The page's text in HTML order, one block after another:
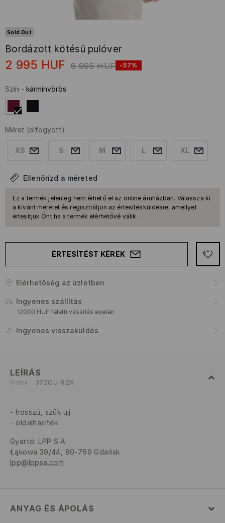
Sold Out
Bordázott kötésű pulóver
2 995 HUF 6 995 HUF -57%
Szín - kárminvörös
Méret (elfogyott)
XS S M L XL
Ellenőrízd a méreted
Ez a termék jelenleg nem érhető el az online áruházban. Válassza ki
a kívánt méretet és regisztráljon az értesítésküldésre, amellyel
értesítjük Önt ha a termék elérhetővé válik.
ÉRTESÍTÉST KÉREK
Elérhetőség az üzletben
Ingyenes szállítás
12000 HUF feletti vásárlás esetén
Ingyenes visszaküldés
LEÍRÁS
Index 372CU-92X
hosszú, szűk ujj
oldalhasíték
Gyártó: LPP S.A.
Łąkowa 39/44, 80-769 Gdańsk
lpp@lppsa.com
ANYAG ÉS ÁPOLÁS